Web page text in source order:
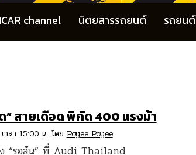
channel นิตยสารรถยนต์ รถยนต์
” สายเดือด พิกัด 400 แรงม้า
วลา 15:00 น. โดย Poyee Poyee
ง “รอลุ้น” ที่ Audi Thailand